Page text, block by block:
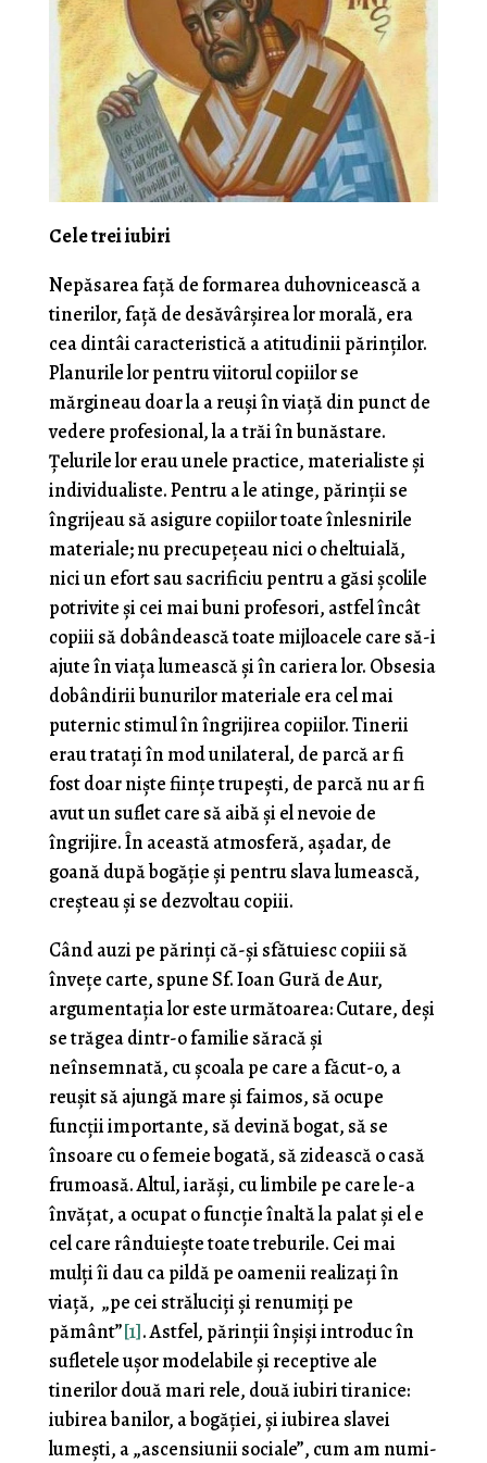
Cele trei iubiri
Nepăsarea față de formarea duhovnicească a
tinerilor, față de desăvârșirea lor morală, era
cea dintâi caracteristică a atitudinii părinților.
Planurile lor pentru viitorul copiilor se
mărgineau doar la a reuși în viață din punct de
vedere profesional, la a trăi în bunăstare.
Țelurile lor erau unele practice, materialiste și
individualiste. Pentru a le atinge, părinții se
îngrijeau să asigure copiilor toate înlesnirile
materiale; nu precupețeau nici o cheltuială,
nici un efort sau sacrificiu pentru a găsi școlile
potrivite și cei mai buni profesori, astfel încât
copiii să dobândească toate mijloacele care să-i
ajute în viața lumească și în cariera lor. Obsesia
dobândirii bunurilor materiale era cel mai
puternic stimul în îngrijirea copiilor. Tinerii
erau tratați în mod unilateral, de parcă ar fi
fost doar niște ființe trupești, de parcă nu ar fi
avut un suflet care să aibă și el nevoie de
îngrijire. În această atmosferă, așadar, de
goană după bogăție și pentru slava lumească,
creșteau și se dezvoltau copiii.
Când auzi pe părinți că-și sfătuiesc copiii să
învețe carte, spune Sf. Ioan Gură de Aur,
argumentația lor este următoarea: Cutare, deși
se trăgea dintr-o familie săracă și
neînsemnată, cu școala pe care a făcut-o, a
reușit să ajungă mare și faimos, să ocupe
funcții importante, să devină bogat, să se
însoare cu o femeie bogată, să zidească o casă
frumoasă. Altul, iarăși, cu limbile pe care le-a
învățat, a ocupat o funcție înaltă la palat și el e
cel care rânduiește toate treburile. Cei mai
mulți îi dau ca pildă pe oamenii realizați în
viață, „pe cei străluciți și renumiți pe
pământ”[1]. Astfel, părinții înșiși introduc în
sufletele ușor modelabile și receptive ale
tinerilor două mari rele, două iubiri tiranice:
iubirea banilor, a bogăției, și iubirea slavei
lumești, a „ascensiunii sociale”, cum am numi-